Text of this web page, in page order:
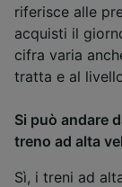
riferisce alle
acquisti il
cifra varia
tratta e al
Si può andare
treno ad alta
Sì, i treni ad